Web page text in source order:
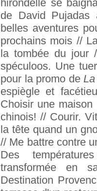
hirondelle se
de David Pujadas
belles aventures
prochains mois //
la tombée du jour
spéculoos. Une
pour la promo de
espiègle et
Choisir une
chinois! // Courir.
la tête quand un
// Me battre contre
Des
transformée en
Destination